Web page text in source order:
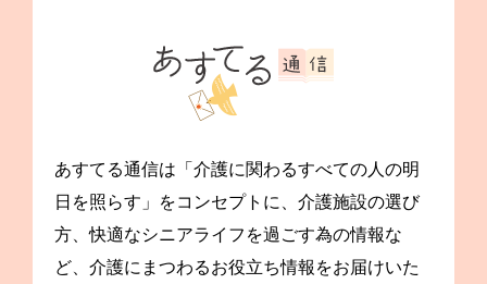
あすてる通信は「介護に関わるすべての人の明
日を照らす」をコンセプトに、介護施設の選び
方、快適なシニアライフを過ごす為の情報な
ど、介護にまつわるお役立ち情報をお届けいた